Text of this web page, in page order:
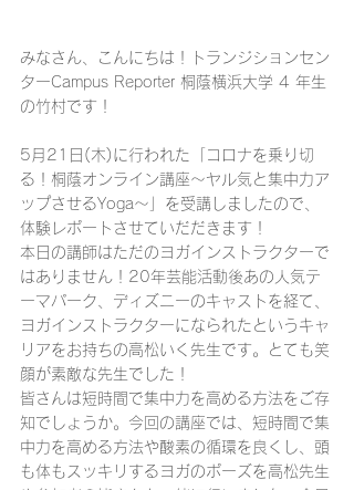
みなさん、こんにちは！トランジションセン
ターCampus Reporter 桐蔭横浜大学 4 年生
の竹村です！
5月21日(木)に行われた「コロナを乗り切
る！桐蔭オンライン講座〜ヤル気と集中力ア
ップさせるYoga〜」を受講しましたので、
体験レポートさせていだだきます！
本日の講師はただのヨガインストラクターで
はありません！20年芸能活動後あの人気テ
ーマパーク、ディズニーのキャストを経て、
ヨガインストラクターになられたというキャ
リアをお持ちの高松いく先生です。とても笑
顔が素敵な先生でした！
皆さんは短時間で集中力を高める方法をご存
知でしょうか。今回の講座では、短時間で集
中力を高める方法や酸素の循環を良くし、頭
も体もスッキリするヨガのポーズを高松先生